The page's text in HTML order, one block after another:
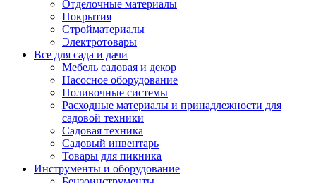
Отделочные материалы
Покрытия
Стройматериалы
Электротовары
Все для сада и дачи
Мебель садовая и декор
Насосное оборудование
Поливочные системы
Расходные материалы и принадлежности для
садовой техники
Садовая техника
Садовый инвентарь
Товары для пикника
Инструменты и оборудование